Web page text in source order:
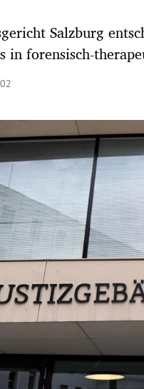
Salzburg
in forensisch-
öffnen/schließen